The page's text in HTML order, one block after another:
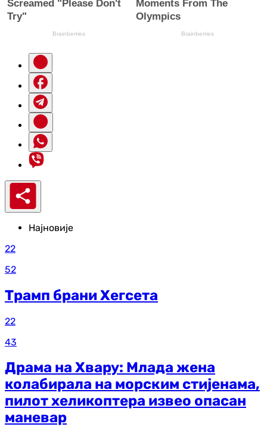
Најновије
22
52
Трамп брани Хегсета
22
43
Драма на Хвару: Млада жена
колабирала на морским стијенама,
пилот хеликоптера извео опасан
маневар